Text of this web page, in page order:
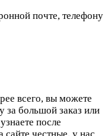
почте, телефону
всего, вы можете
за большой заказ или
после
сайте честные, у нас